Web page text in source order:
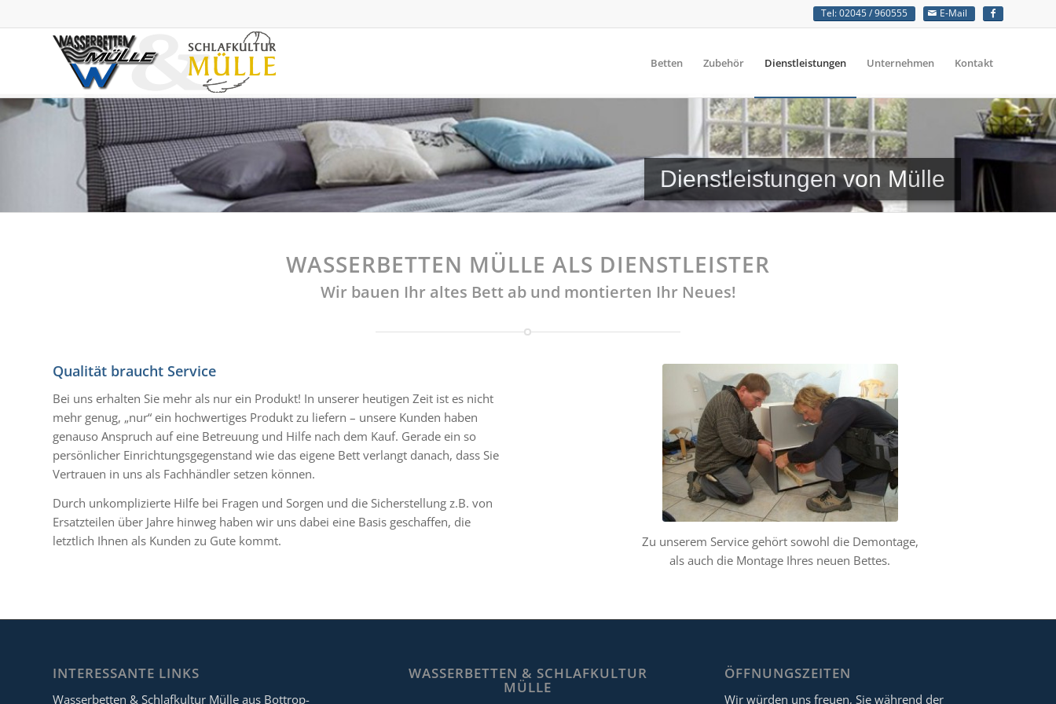
Tel: 02045 / 960555 E-Mail
Betten Zubehör Dienstleistungen Unternehmen Kontakt
Dienstleistungen von Mülle
WASSERBETTEN MÜLLE ALS DIENSTLEISTER
Wir bauen Ihr altes Bett ab und montierten Ihr Neues!
Qualität braucht Service
Bei uns erhalten Sie mehr als nur ein Produkt! In unserer heutigen Zeit ist es nicht
mehr genug, „nur“ ein hochwertiges Produkt zu liefern – unsere Kunden haben
genauso Anspruch auf eine Betreuung und Hilfe nach dem Kauf. Gerade ein so
persönlicher Einrichtungsgegenstand wie das eigene Bett verlangt danach, dass Sie
Vertrauen in uns als Fachhändler setzen können.
Durch unkomplizierte Hilfe bei Fragen und Sorgen und die Sicherstellung z.B. von
Ersatzteilen über Jahre hinweg haben wir uns dabei eine Basis geschaffen, die
letztlich Ihnen als Kunden zu Gute kommt.
Zu unserem Service gehört sowohl die Demontage,
als auch die Montage Ihres neuen Bettes.
INTERESSANTE LINKS
Wasserbetten & Schlafkultur Mülle aus Bottrop-
WASSERBETTEN & SCHLAFKULTUR
MÜLLE
ÖFFNUNGSZEITEN
Wir würden uns freuen, Sie während der